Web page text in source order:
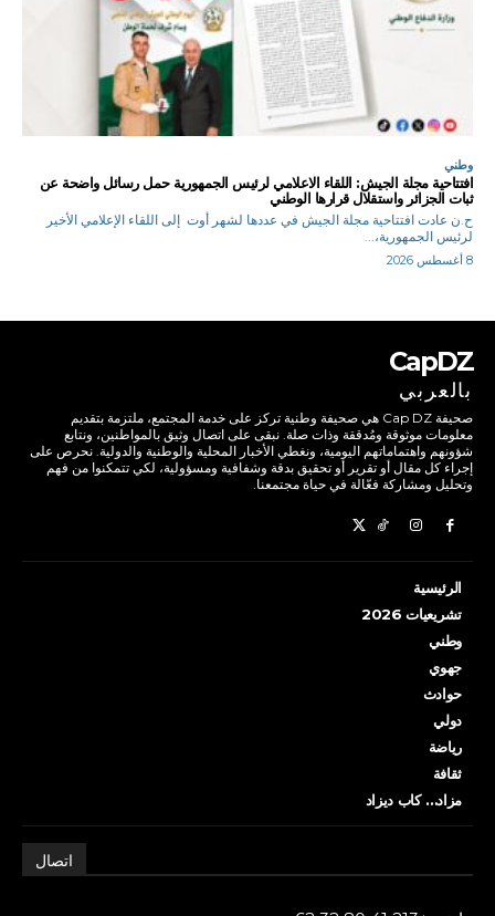
وطني
افتتاحية مجلة الجيش: اللقاء الاعلامي لرئيس الجمهورية حمل رسائل واضحة عن
ثبات الجزائر واستقلال قرارها الوطني
ح.ن عادت افتتاحية مجلة الجيش في عددها لشهر أوت إلى اللقاء الإعلامي الأخير
لرئيس الجمهورية،...
8 أغسطس 2026
CapDZ
بالعربي
صحيفة Cap DZ هي صحيفة وطنية تركز على خدمة المجتمع، ملتزمة بتقديم
معلومات موثوقة ومُدققة وذات صلة. نبقى على اتصال وثيق بالمواطنين، ونتابع
شؤونهم واهتماماتهم اليومية، ونغطي الأخبار المحلية والوطنية والدولية. نحرص على
إجراء كل مقال أو تقرير أو تحقيق بدقة وشفافية ومسؤولية، لكي تتمكنوا من فهم
وتحليل ومشاركة فعّالة في حياة مجتمعنا.
الرئيسية
تشريعيات 2026
وطني
جهوي
حوادث
دولي
رياضة
ثقافة
مزاد… كاب ديزاد
اتصال